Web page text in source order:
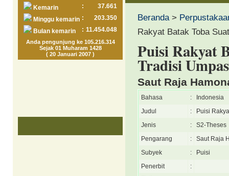
Kemarin
:
37.661
Minggu kemarin :
203.350
Bulan kemarin
: 11.454.048
Anda pengunjung ke 105.216.314
Sejak 01 Muharam 1428
( 20 Januari 2007 )
Beranda>
Rakyat Batak Toba
Puisi Rakyat
Tradisi
Saut Raja
Bahasa :
Indonesia
Judul
:
Puisi
Jenis
:
S2-Theses
Pengarang
:
Saut Raja
Subyek
:
Puisi
Penerbit
: